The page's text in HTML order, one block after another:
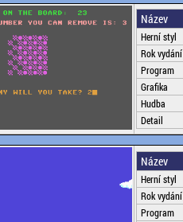
Název
Herní styl
Rok vydání
Program
Grafika
Hudba
Detail
Název
Herní styl
Rok vydání
Program